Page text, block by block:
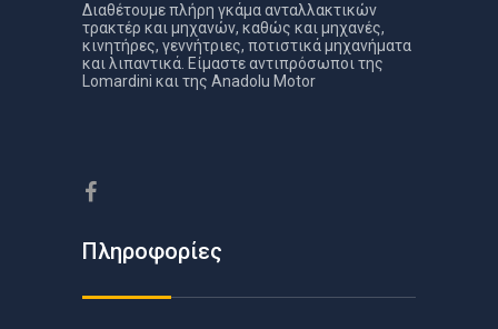
Διαθέτουμε πλήρη γκάμα ανταλλακτικών
τρακτέρ και μηχανών, καθώς και μηχανές,
κινητήρες, γεννήτριες, ποτιστικά μηχανήματα
και λιπαντικά. Είμαστε αντιπρόσωποι της
Lomardini και της Anadolu Motor
Πληροφορίες